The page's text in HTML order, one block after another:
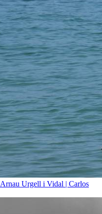
Arnau Urgell i Vidal | Carlos